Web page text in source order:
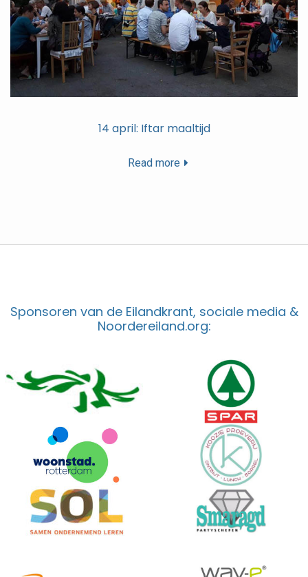
14 april: Iftar maaltijd
Read more
Sponsoren van de Eilandkrant, sociale media &
Noordereiland.org: